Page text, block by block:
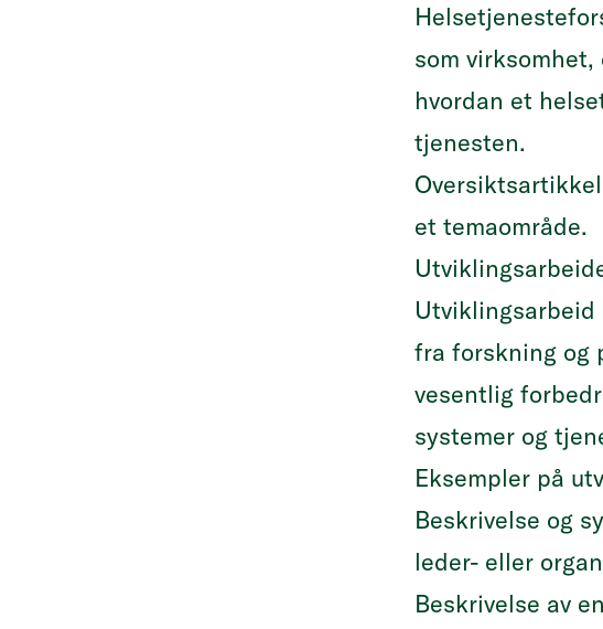
som
hvordan et
tjenesten.
et temaområde.
Utviklingsarbeid
fra forskning og
vesentlig
systemer og
Eksempler på
Beskrivelse og
leder- eller
Beskrivelse av